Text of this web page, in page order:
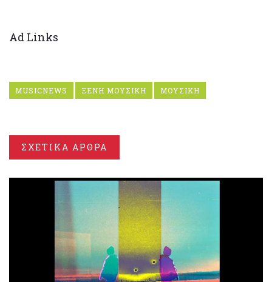
Ad Links
MUSICNEWS ΞΕΝΗ ΜΟΥΣΙΚΗ ΜΟΥΣΙΚΗ
ΣΧΕΤΙΚΑ ΑΡΘΡΑ